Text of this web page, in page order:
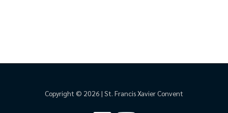
Copyright © 2026 | St. Francis Xavier Convent